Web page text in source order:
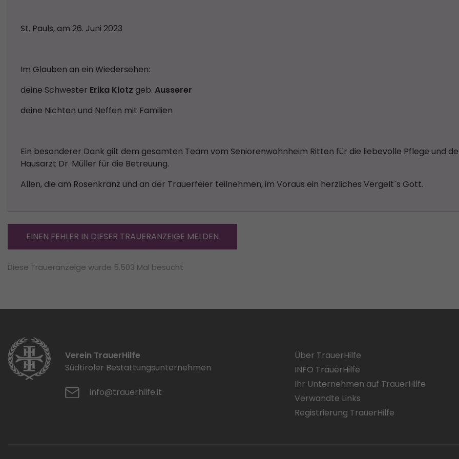
St. Pauls, am 26. Juni 2023
Im Glauben an ein Wiedersehen:
deine Schwester Erika Klotz geb. Ausserer
deine Nichten und Neffen mit Familien
Ein besonderer Dank gilt dem gesamten Team vom Seniorenwohnheim Ritten für die liebevolle Pflege und
Hausarzt Dr. Müller für die Betreuung.
Allen, die am Rosenkranz und an der Trauerfeier teilnehmen, im Voraus ein herzliches Vergelt`s Gott.
EINEN FEHLER IN DIESER TRAUERANZEIGE MELDEN
Diese Traueranzeige wurde 5.503 Mal besucht
Verein TrauerHilfe
Südtiroler Bestattungsunternehmen
info@trauerhilfe.it
Über TrauerHilfe
INFO TrauerHilfe
Ihr Unternehmen auf TrauerHilfe
Verwandte Links
Registrierung TrauerHilfe